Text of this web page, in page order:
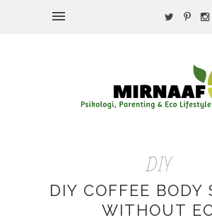
DIY
DIY COFFEE BODY
WITHOUT